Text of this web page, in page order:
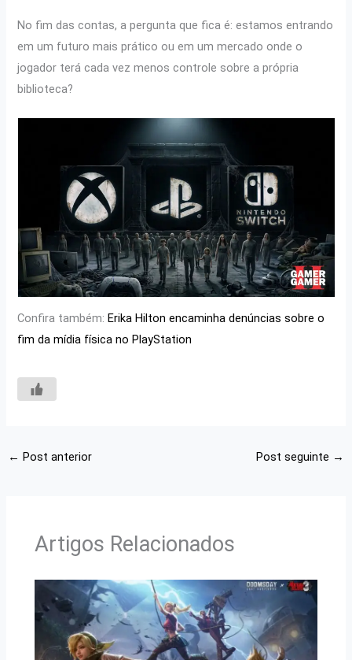
No fim das contas, a pergunta que fica é: estamos entrando
em um futuro mais prático ou em um mercado onde o
jogador terá cada vez menos controle sobre a própria
biblioteca?
Confira também: Erika Hilton encaminha denúncias sobre o
fim da mídia física no PlayStation
← Post anterior Post seguinte →
Artigos Relacionados